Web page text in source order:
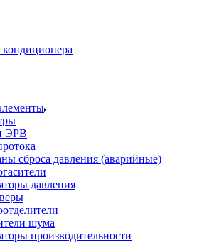
ЭРВ
сброса давления (аварийные)
давления
шума
производительности